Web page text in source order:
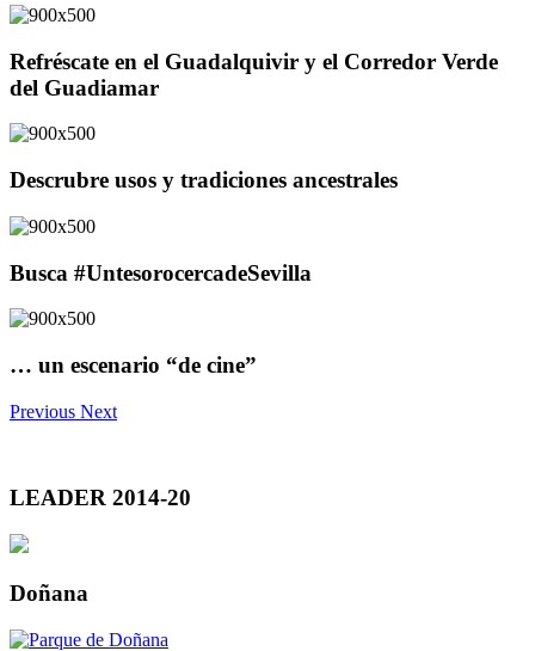
Refréscate en el Guadalquivir y el Corredor Verde
del Guadiamar
Descrubre usos y tradiciones ancestrales
Busca #UntesorocercadeSevilla
… un escenario “de cine”
Previous Next
LEADER 2014-20
Doñana